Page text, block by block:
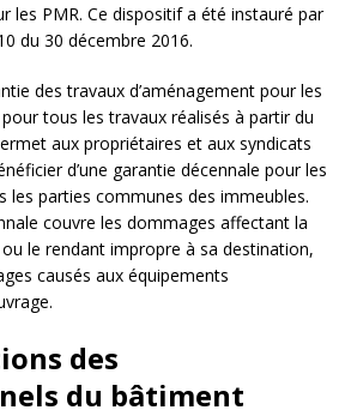
les PMR. Ce dispositif a été instauré par
du 30 décembre 2016.
des travaux d’aménagement pour les
tous les travaux réalisés à partir du
aux propriétaires et aux syndicats
d’une garantie décennale pour les
les parties communes des immeubles.
couvre les dommages affectant la
ou le rendant impropre à sa destination,
causés aux équipements
des
du bâtiment